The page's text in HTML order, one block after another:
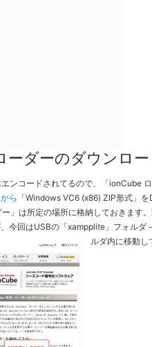
ーダーのダウンロー
ンコードされてるので、「ionCube
ら 「Windows VC6 (x86) ZIP形式」
」は所定の場所に格納しておきます
今回はUSBの「xampplite」フォルダ
ルダ内に移動し